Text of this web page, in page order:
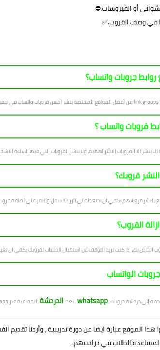
أو الفيروسات.⛔
في وصف القروب.✅
جروبات واتساب؟
قروبات واتساب ؟
قروبك؟
، لنشر قروباتهم يكفي ان تضغط على الزر بالاسفل والنقر على اضافة
القروب؟
الخاص بك، اذا كنت تريد التوقف عن استقبال الطلبات لقروبك يكفي ان تغير
الواتساب
إلى دردشة جروبات whatsapp. تعد الدردشة الجماعية عبر Whatsapp طريقة رائعة للتواصل مع الآخرين. إنها أداة اتصال رائعة عبر الإنترنت.
هذا الموقع عبارة ايضا عن دورة تدريبية ، وأردنا
الطلاب في دراستهم.